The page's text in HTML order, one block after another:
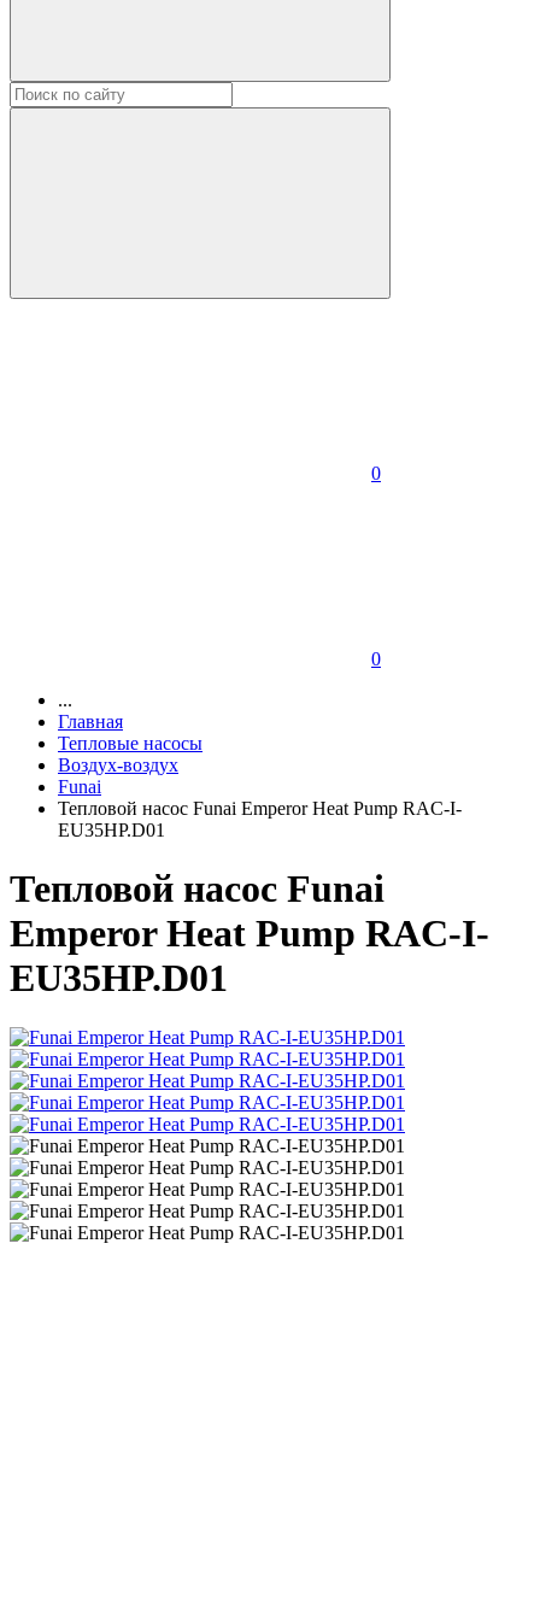
0
0
...
Главная
Тепловые насосы
Воздух-воздух
Funai
Тепловой насос Funai Emperor Heat Pump RAC-I-
EU35HP.D01
Тепловой насос Funai
Emperor Heat Pump RAC-I-
EU35HP.D01